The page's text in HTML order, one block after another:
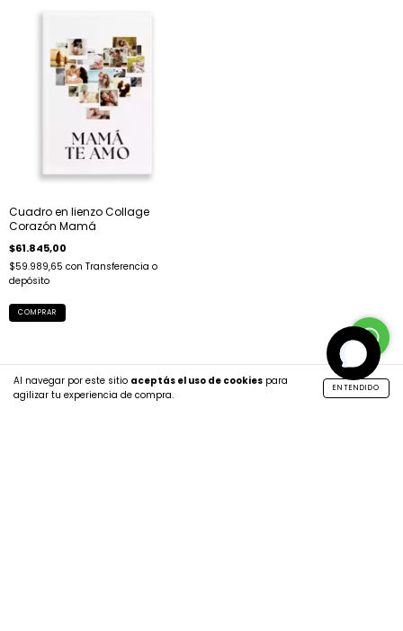
Al navegar por este sitio aceptás el uso de cookies para
agilizar tu experiencia de compra.
ENTENDIDO
Cuadro en lienzo Collage
Corazón Mamá
$61.845,00
$59.989,65 con Transferencia o
depósito
COMPRAR